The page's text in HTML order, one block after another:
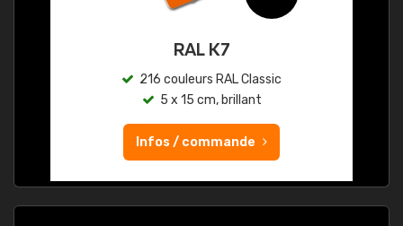
RAL K7
216 couleurs RAL Classic
5 x 15 cm, brillant
Infos / commande